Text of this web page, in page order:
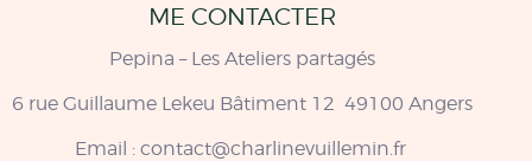
ME CONTACTER
Pepina – Les Ateliers partagés
6 rue Guillaume Lekeu Bâtiment 12 49100 Angers
Email : contact@charlinevuillemin.fr